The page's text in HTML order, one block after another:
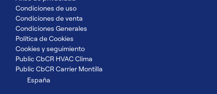
Condiciones de uso
Condiciones de venta
Condiciones Generales
Política de Cookies
Cookies y seguimiento
Public CbCR HVAC Clima
Public CbCR Carrier Montilla
España